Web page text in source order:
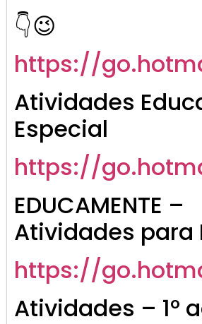
Word editáveis, com todas as
sua vida.
Nossas atividades são voltadas
CLIQUE AQUI 👇
https://go.hotmart.com/P98120586R
Ao adquirir nosso material, você
exclusivos, além de atividades
garantir que você esteja sempre
Atividades para o Berçário,
Infantil, prontas para imprimir ou
Acesse agora
CLIQUE AQUI 👇
https://go.hotmart.com/